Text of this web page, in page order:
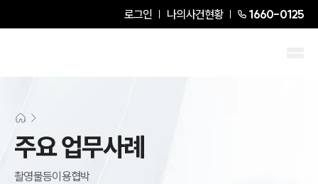
로그인 나의사건현황 1660-0125
주요 업무사례
촬영물등이용협박